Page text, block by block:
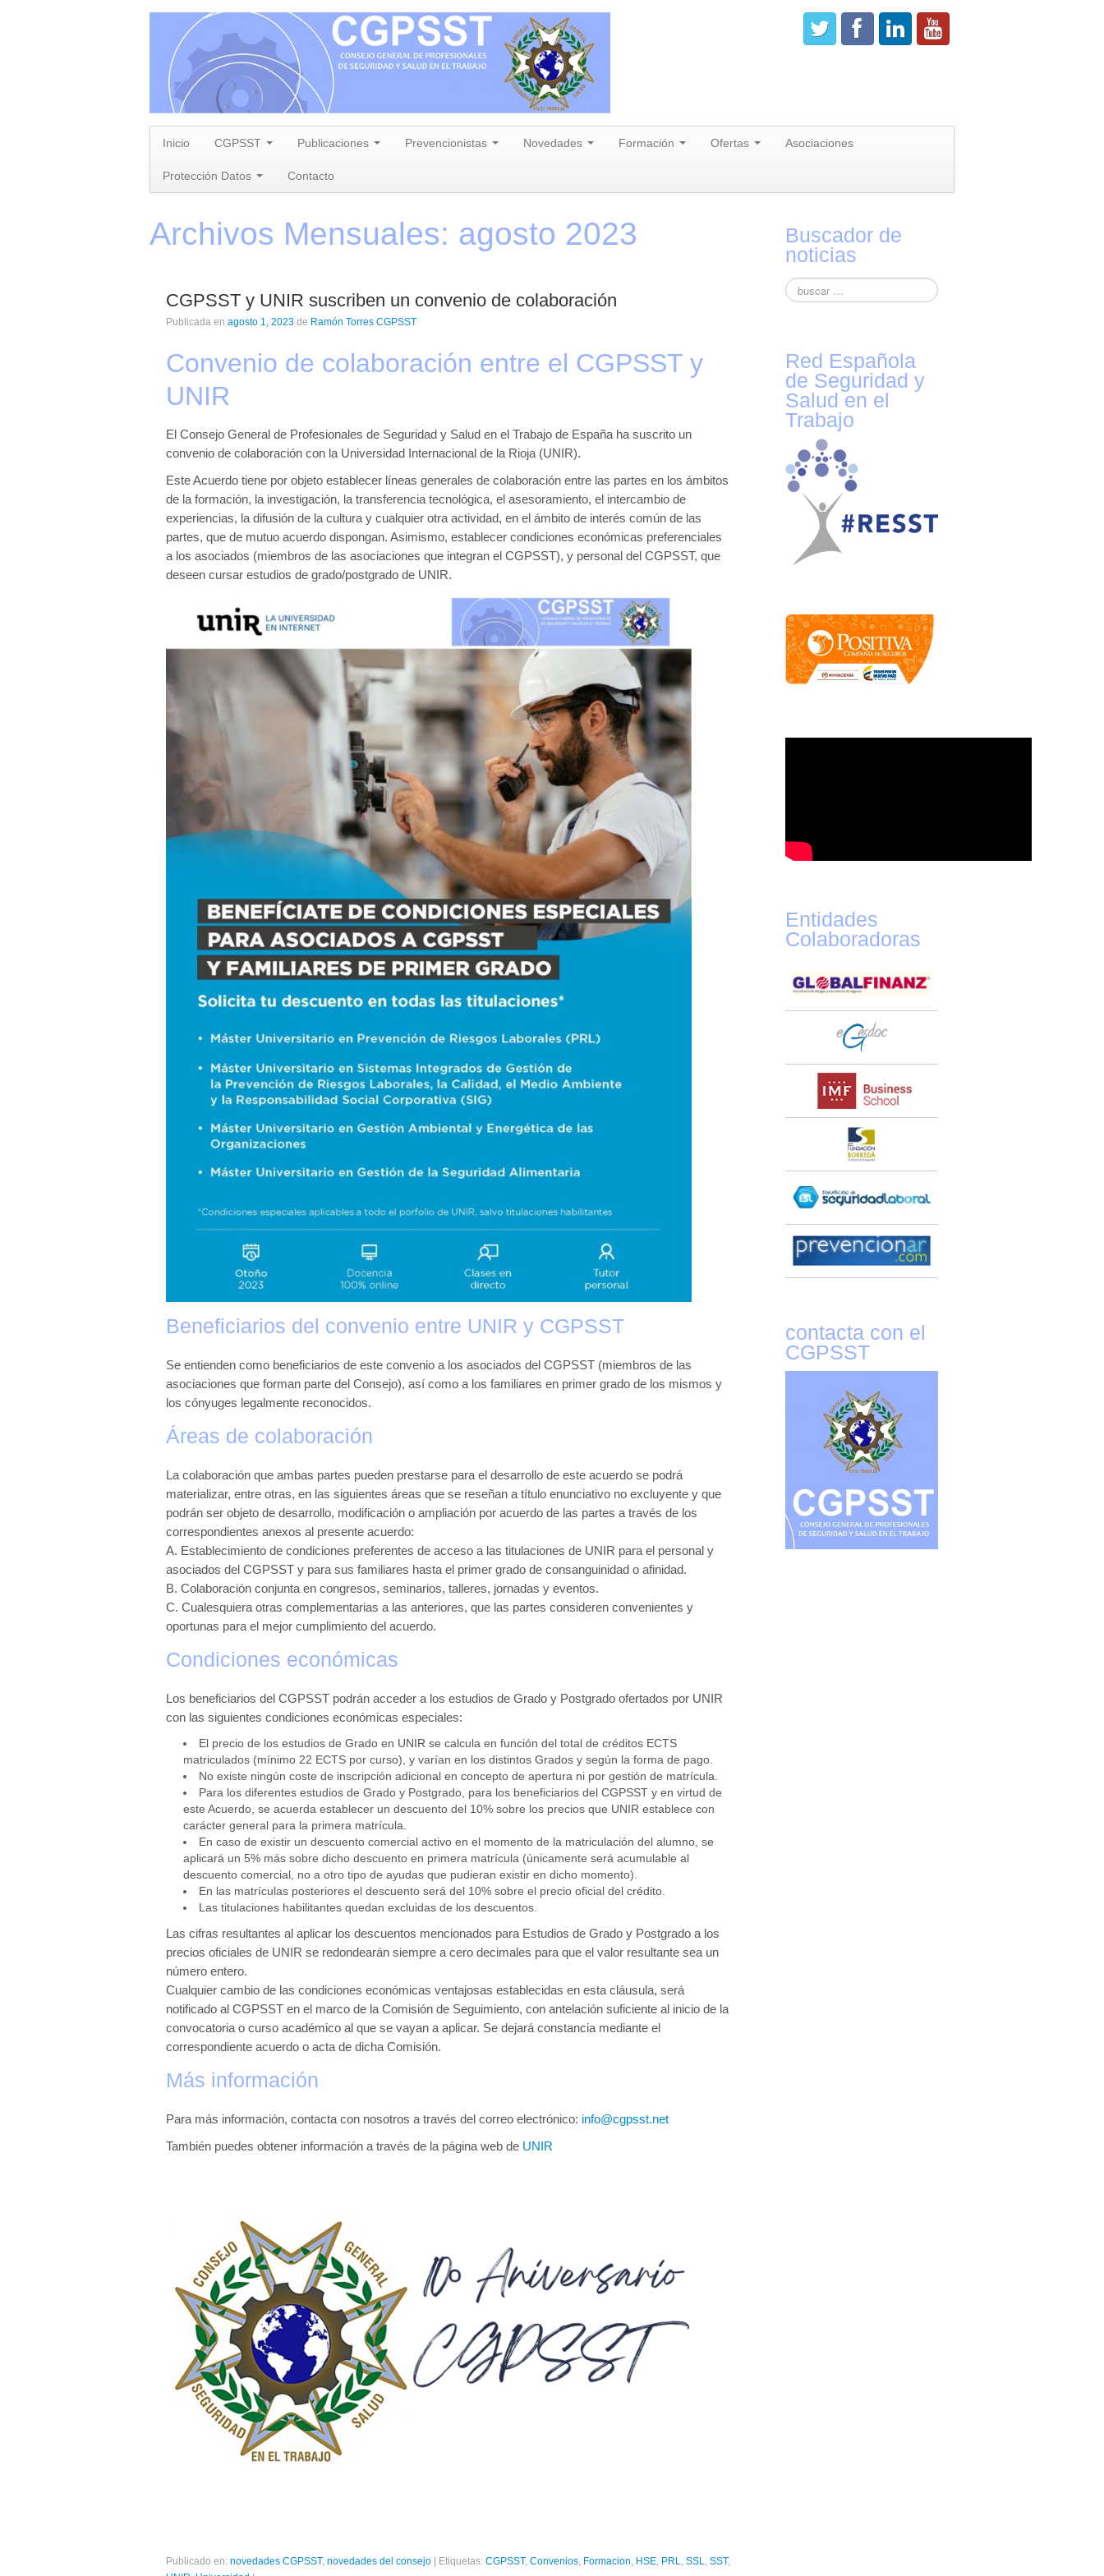
Inicio CGPSST Publicaciones Prevencionistas Novedades Formación Ofertas Asociaciones
Protección Datos Contacto
Archivos Mensuales: agosto 2023
CGPSST y UNIR suscriben un convenio de colaboración
Publicada en agosto 1, 2023 de Ramón Torres CGPSST
Convenio de colaboración entre el CGPSST y
UNIR
El Consejo General de Profesionales de Seguridad y Salud en el Trabajo de España ha suscrito un
convenio de colaboración con la Universidad Internacional de la Rioja (UNIR).
Este Acuerdo tiene por objeto establecer líneas generales de colaboración entre las partes en los ámbitos
de la formación, la investigación, la transferencia tecnológica, el asesoramiento, el intercambio de
experiencias, la difusión de la cultura y cualquier otra actividad, en el ámbito de interés común de las
partes, que de mutuo acuerdo dispongan. Asimismo, establecer condiciones económicas preferenciales
a los asociados (miembros de las asociaciones que integran el CGPSST), y personal del CGPSST, que
deseen cursar estudios de grado/postgrado de UNIR.
Beneficiarios del convenio entre UNIR y CGPSST
Se entienden como beneficiarios de este convenio a los asociados del CGPSST (miembros de las
asociaciones que forman parte del Consejo), así como a los familiares en primer grado de los mismos y
los cónyuges legalmente reconocidos.
Áreas de colaboración
La colaboración que ambas partes pueden prestarse para el desarrollo de este acuerdo se podrá
materializar, entre otras, en las siguientes áreas que se reseñan a título enunciativo no excluyente y que
podrán ser objeto de desarrollo, modificación o ampliación por acuerdo de las partes a través de los
correspondientes anexos al presente acuerdo:
A. Establecimiento de condiciones preferentes de acceso a las titulaciones de UNIR para el personal y
asociados del CGPSST y para sus familiares hasta el primer grado de consanguinidad o afinidad.
B. Colaboración conjunta en congresos, seminarios, talleres, jornadas y eventos.
C. Cualesquiera otras complementarias a las anteriores, que las partes consideren convenientes y
oportunas para el mejor cumplimiento del acuerdo.
Condiciones económicas
Los beneficiarios del CGPSST podrán acceder a los estudios de Grado y Postgrado ofertados por UNIR
con las siguientes condiciones económicas especiales:
El precio de los estudios de Grado en UNIR se calcula en función del total de créditos ECTS
matriculados (mínimo 22 ECTS por curso), y varían en los distintos Grados y según la forma de pago.
No existe ningún coste de inscripción adicional en concepto de apertura ni por gestión de matrícula.
Para los diferentes estudios de Grado y Postgrado, para los beneficiarios del CGPSST y en virtud de
este Acuerdo, se acuerda establecer un descuento del 10% sobre los precios que UNIR establece con
carácter general para la primera matrícula.
En caso de existir un descuento comercial activo en el momento de la matriculación del alumno, se
aplicará un 5% más sobre dicho descuento en primera matrícula (únicamente será acumulable al
descuento comercial, no a otro tipo de ayudas que pudieran existir en dicho momento).
En las matrículas posteriores el descuento será del 10% sobre el precio oficial del crédito.
Las titulaciones habilitantes quedan excluidas de los descuentos.
Las cifras resultantes al aplicar los descuentos mencionados para Estudios de Grado y Postgrado a los
precios oficiales de UNIR se redondearán siempre a cero decimales para que el valor resultante sea un
número entero.
Cualquier cambio de las condiciones económicas ventajosas establecidas en esta cláusula, será
notificado al CGPSST en el marco de la Comisión de Seguimiento, con antelación suficiente al inicio de la
convocatoria o curso académico al que se vayan a aplicar. Se dejará constancia mediante el
correspondiente acuerdo o acta de dicha Comisión.
Más información
Para más información, contacta con nosotros a través del correo electrónico: info@cgpsst.net
También puedes obtener información a través de la página web de UNIR
Publicado en: novedades CGPSST, novedades del consejo Etiquetas: CGPSST, Convenios, Formacion, HSE, PRL, SSL, SST,
Buscador de
noticias
Red Española
de Seguridad y
Salud en el
Trabajo
Entidades
Colaboradoras
contacta con el
CGPSST